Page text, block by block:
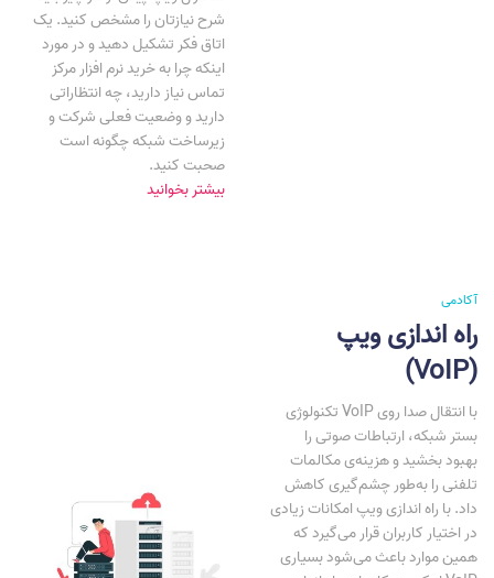
شرح نیازتان را مشخص کنید. یک
اتاق فکر تشکیل دهید و در مورد
اینکه چرا به خرید نرم افزار مرکز
تماس نیاز دارید، چه انتظاراتی
دارید و وضعیت فعلی شرکت و
زیرساخت شبکه چگونه است
صحبت کنید.
بیشتر بخوانید
آکادمی
راه اندازی ویپ
(VoIP)
تکنولوژی VoIP با انتقال صدا روی
بستر شبکه، ارتباطات صوتی را
بهبود بخشید و هزینه‌‌ی مکالمات
تلفنی را به‌طور چشم‌گیری کاهش
داد. با راه اندازی ویپ امکانات زیادی
در اختیار کاربران قرار می‌گیرد که
همین موارد باعث می‌شود بسیاری